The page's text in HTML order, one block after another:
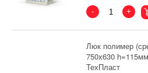
- +
Люк полимер
750х630
ТехПласт